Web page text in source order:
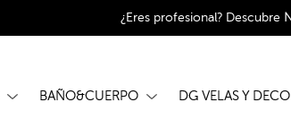
¿Eres profesional? Descubre
BAÑO&CUERPO DG VELAS Y